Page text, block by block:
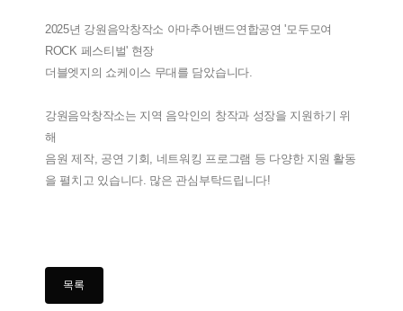
2025년 강원음악창작소 아마추어밴드연합공연 '모두모여
ROCK 페스티벌' 현장
더블엣지의 쇼케이스 무대를 담았습니다.
강원음악창작소는 지역 음악인의 창작과 성장을 지원하기 위
해
음원 제작, 공연 기회, 네트워킹 프로그램 등 다양한 지원 활동
을 펼치고 있습니다. 많은 관심부탁드립니다!